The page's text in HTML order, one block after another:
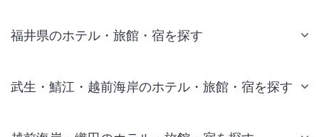
福井県のホテル・旅館・宿を探す
武生・鯖江・越前海岸のホテル・旅館・宿を探す